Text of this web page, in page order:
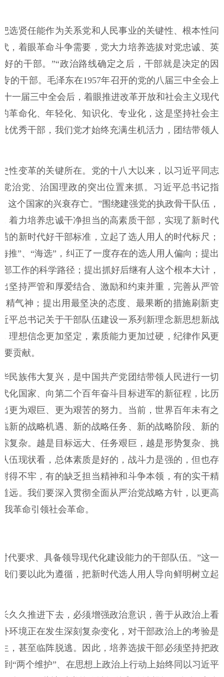
贤任能作为关系党和人民事业的关键性、根本性问
，着眼革命斗争需要，党大力培养选拔对党忠诚、英
的干部。”“政治路线确定之后，干部就是决定的因
的干部。毛泽东在1957年召开的党的八届三中全会上
一届三中全会后，着眼推进改革开放和社会主义现代
革命化、年轻化、知识化、专业化，这是坚持社会主
优秀干部，我们党才始终充满生机活力，团结带领人
变革的关键所在。党的十八大以来，以习近平同志
治党、治国理政的突出位置来抓。习近平总书记指
个国家的兴衰存亡。”围绕建强党的执政骨干队伍，
着力培养忠诚干净担当的高素质干部，实现了新时代
新时代好干部标准，立起了选人用人的时代标尺；
”、“海选”，纠正了一度存在的选人用人偏向；提出
工作的科学路径；提出抓好后继有人这个根本大计，
坚持严管和厚爱结合、激励和约束并重，完善从严管
气神；提出用最坚决的态度、最果断的措施刷新吏
平总书记关于干部队伍建设一系列新理念新思想新战
理想信念更加坚定，素质能力更加过硬，纪律作风更
贡献。
族伟大复兴，是中国共产党团结带领人民进行一切
化国家、向第二个百年奋斗目标进军的新征程，比历
更为艰巨、更为艰苦的努力。当前，世界百年未有之
新的战略机遇、新的战略任务、新的战略阶段、新的
复杂。越是目标远大、任务艰巨，越是形势复杂、挑
伍现状看，总体素质是好的，战斗力是强的，但也存
得不牢，有的缺乏担当精神和斗争本领，有的实干精
远。我们要深入贯彻全面从严治党战略方针，以更高
革命引领社会革命。
要求、具备领导现代化建设能力的干部队伍。”这一
们要以此为遵循，把新时代选人用人导向鲜明树立起
久推进下去，必须增强政治意识，善于从政治上看
环境正在发生深刻复杂变化，对干部政治上的考验是
，甚至临阵脱逃。因此，培养选拔干部必须坚持把政
“两个维护”、在思想上政治上行动上始终同以习近平